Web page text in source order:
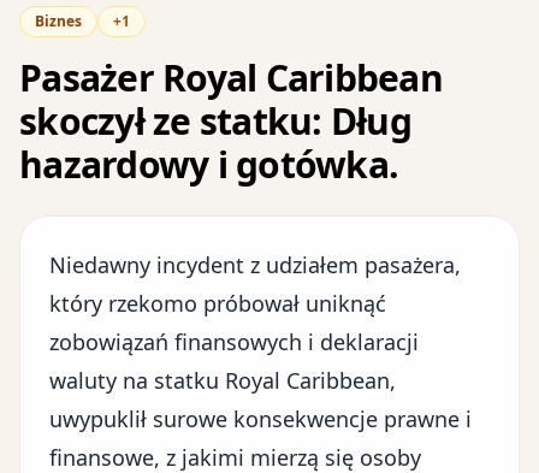
Biznes
+1
Pasażer Royal Caribbean
skoczył ze statku: Dług
hazardowy i gotówka.
Niedawny incydent z udziałem pasażera,
który rzekomo próbował uniknąć
zobowiązań finansowych i deklaracji
waluty na statku Royal Caribbean,
uwypuklił surowe konsekwencje prawne i
finansowe, z jakimi mierzą się osoby